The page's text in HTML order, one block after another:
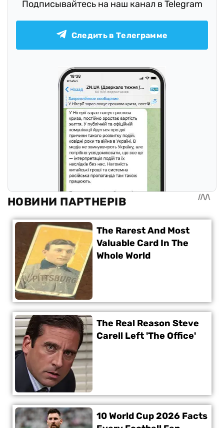
Подписывайтесь на наш канал в Telegram
Следить в Телеграмме